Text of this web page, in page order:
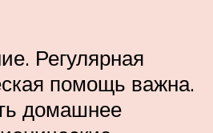
Регулярная
помощь важна.
домашнее